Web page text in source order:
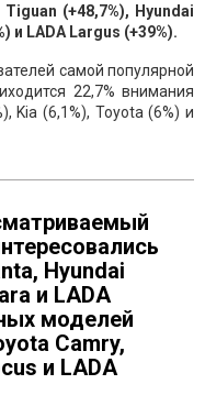
(+48,7%), Hyundai
и LADA Largus (+39%).
самой популярной
22,7% внимания
Kia (6,1%), Toyota (6%) и
Hyundai
и LADA
моделей
Camry,
и LADA